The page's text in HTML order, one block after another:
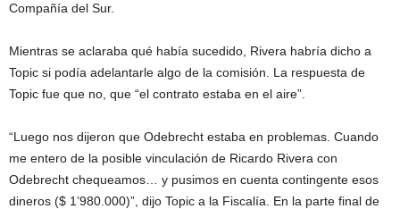
Compañía del Sur.
Mientras se aclaraba qué había sucedido, Rivera habría dicho a
Topic si podía adelantarle algo de la comisión. La respuesta de
Topic fue que no, que “el contrato estaba en el aire”.
“Luego nos dijeron que Odebrecht estaba en problemas. Cuando
me entero de la posible vinculación de Ricardo Rivera con
Odebrecht chequeamos… y pusimos en cuenta contingente esos
dineros ($ 1’980.000)”, dijo Topic a la Fiscalía. En la parte final de